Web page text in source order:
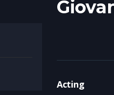
Acting